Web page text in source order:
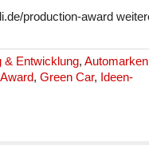
production-award
& Entwicklung, Automarken
, Green Car, Ideen-